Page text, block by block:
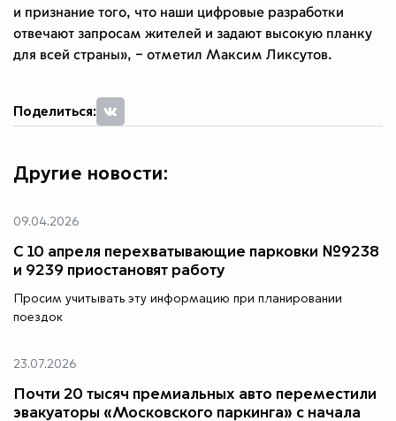
и признание того, что наши цифровые разработки
отвечают запросам жителей и задают высокую планку
для всей страны», – отметил Максим Ликсутов.
Поделиться:
Другие новости:
09.04.2026
С 10 апреля перехватывающие парковки №9238
и 9239 приостановят работу
Просим учитывать эту информацию при планировании
поездок
23.07.2026
Почти 20 тысяч премиальных авто переместили
эвакуаторы «Московского паркинга» с начала